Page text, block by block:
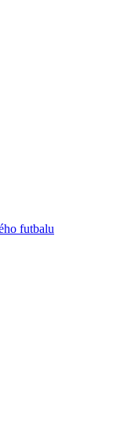
futbalu